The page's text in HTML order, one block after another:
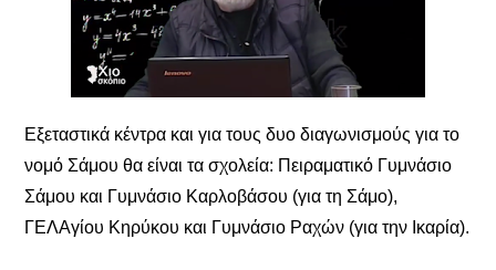
Εξεταστικά κέντρα και για τους δυο διαγωνισμούς για το
νομό Σάμου θα είναι τα σχολεία: Πειραματικό Γυμνάσιο
Σάμου και Γυμνάσιο Καρλοβάσου (για τη Σάμο),
ΓΕΛΑγίου Κηρύκου και Γυμνάσιο Ραχών (για την Ικαρία).